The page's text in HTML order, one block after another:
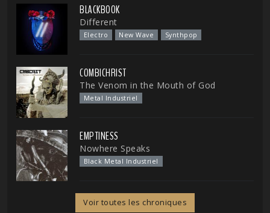
BLACKBOOK
Different
Electro New Wave Synthpop
COMBICHRIST
The Venom in the Mouth of God
Metal Industriel
EMPTINESS
Nowhere Speaks
Black Metal Industriel
Voir toutes les chroniques